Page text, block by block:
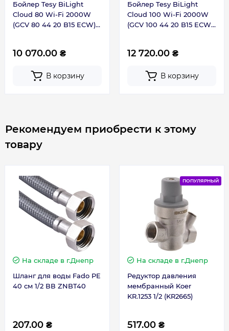
Диаметр – 440 мм
Монтаж – вертикальный
V40 – 163 L
MAX40 – 182 L
бойлер Tesy BiLight Cloud:
5 лет гарантии на бак
сервисным центром между 25 и 27 месяцем
после его даты покупки.
2 года гарантии на электрическую часть
Страна производства: Болгария
Схема кронштейна бойлера Tesy
Серия BiLight Cloud
Тип нагрева
Толщина теплоизоляции 18 мм
Управление
Страна производства Болгария
Габариты, размеры, вес
Вес брутто, кг 26.1
Вес, кг
Высота, мм
Бойлер Tesy BiLight
Cloud 80 Wi-Fi 2000W
(GCV 80 44 20 B15 ECW)
10 070.00 ₴
В корзину
Бойлер Tesy BiLight
Cloud 100 Wi-Fi 2000W
(GCV 100 44 20 B15 ECW)
12 720.00 ₴
В корзину
Рекомендуем приобрести к этому
товару
На складе в г.Днепр
Шланг для воды Fado PE
40 см 1/2 ВВ ZNBT40
207.00 ₴
ПОПУЛЯРНЫЙ
На складе в г.Днепр
Редуктор давления
мембранный Koer
KR.1253 1/2 (KR2665)
517.00 ₴